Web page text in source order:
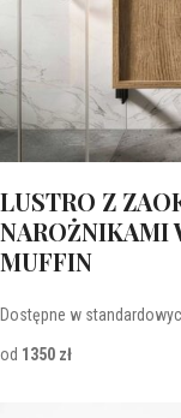
LUSTRO Z
NAROŻNIKAMI
MUFFIN
Dostępne w
od 1350 zł